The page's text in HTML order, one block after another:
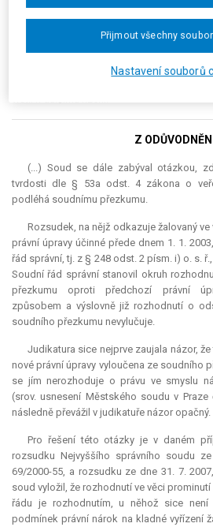
rozhodnutí o prominutí pokuty, přirážky
202/2002-45, dle kterého je rozhodnutí o
ze soudního přezkumu.
Z
(...) Soud se dále zabýval otázkou,
tvrdosti dle § 53a odst. 4 zákona o
podléhá soudnímu přezkumu.
Rozsudek, na nějž odkazuje žalovaný
právní úpravy účinné přede dnem 1. 1.
řád správní, tj. z § 248 odst. 2 písm. i) o. s.
Soudní řád správní stanovil okruh
přezkumu oproti předchozí právní
způsobem a výslovně již rozhodnutí o
soudního přezkumu nevylučuje.
Judikatura sice nejprve zaujala názor,
nové právní úpravy vyloučena ze soudního
se jím nerozhoduje o právu ve smyslu
(srov. usnesení Městského soudu v
následně převážil v judikatuře názor opačný.
Pro řešení této otázky je v daném
rozsudku Nejvyššího správního soudu
69/2000-55, a rozsudku ze dne 31. 7.
soud vyložil, že rozhodnutí ve věci
řádu je rozhodnutím, u něhož sice
podmínek právní nárok na kladné vyřízení
Nastavení souborů
Přijmout všechny